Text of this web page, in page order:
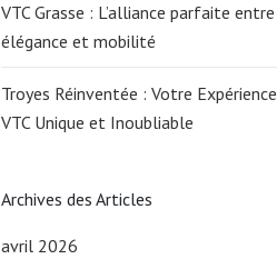
VTC Grasse : L’alliance parfaite entre
élégance et mobilité
Troyes Réinventée : Votre Expérience
VTC Unique et Inoubliable
Archives des Articles
avril 2026